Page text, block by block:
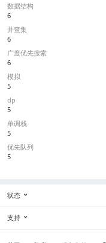
数据结构
6
并查集
6
广度优先搜索
6
模拟
5
dp
5
单调栈
5
优先队列
5
状态
支持